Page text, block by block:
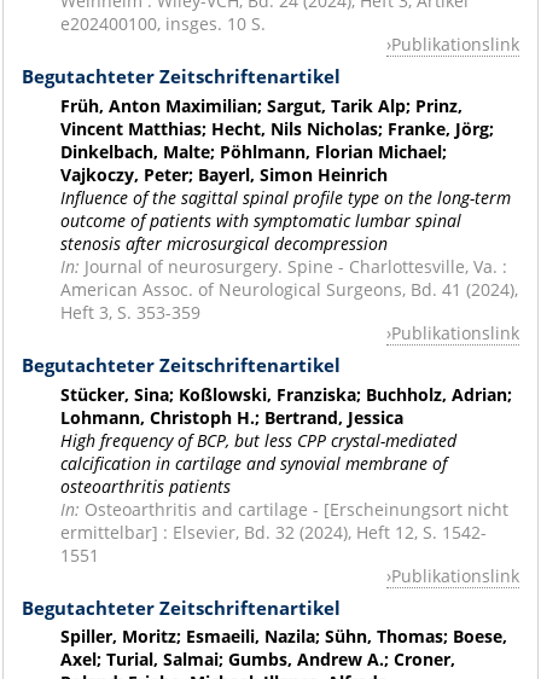
e202400100, insges. 10 S.
Publikationslink
Begutachteter Zeitschriftenartikel
Früh, Anton Maximilian; Sargut, Tarik Alp; Prinz,
Vincent Matthias; Hecht, Nils Nicholas; Franke, Jörg;
Dinkelbach, Malte; Pöhlmann, Florian Michael;
Vajkoczy, Peter; Bayerl, Simon Heinrich
Influence of the sagittal spinal profile type on the long-term
outcome of patients with symptomatic lumbar spinal
stenosis after microsurgical decompression
In: Journal of neurosurgery. Spine - Charlottesville, Va. :
American Assoc. of Neurological Surgeons, Bd. 41 (2024),
Heft 3, S. 353-359
Publikationslink
Begutachteter Zeitschriftenartikel
Stücker, Sina; Koßlowski, Franziska; Buchholz, Adrian;
Lohmann, Christoph H.; Bertrand, Jessica
High frequency of BCP, but less CPP crystal-mediated
calcification in cartilage and synovial membrane of
osteoarthritis patients
In: Osteoarthritis and cartilage - [Erscheinungsort nicht
ermittelbar] : Elsevier, Bd. 32 (2024), Heft 12, S. 1542-
1551
Publikationslink
Begutachteter Zeitschriftenartikel
Spiller, Moritz; Esmaeili, Nazila; Sühn, Thomas; Boese,
Axel; Turial, Salmai; Gumbs, Andrew A.; Croner,